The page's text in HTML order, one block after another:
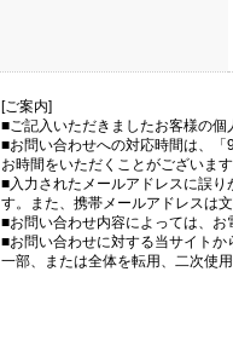
[ご案内]
■ご記入いただきましたお客様の個
■お問い合わせへの対応時間は、
お時間をいただくことがございます
■入力されたメールアドレスに誤
す。また、携帯メールアドレスは
■お問い合わせ内容によっては、お
■お問い合わせに対する当サイト
一部、または全体を転用、二次使